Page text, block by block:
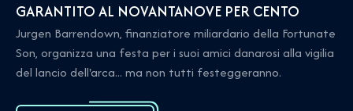
GARANTITO AL NOVANTANOVE PER CENTO
Jurgen Barrendown, finanziatore miliardario della Fortunate
Son, organizza una festa per i suoi amici danarosi alla vigilia
del lancio dell'arca... ma non tutti festeggeranno.